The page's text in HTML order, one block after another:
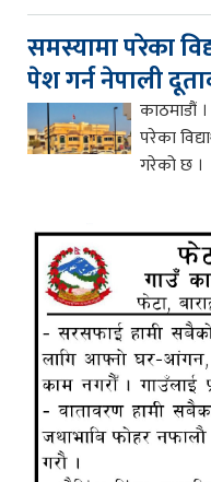
समस्यामा परेका
पेश गर्न नेपाली
काठमाडौं
परेका
गरेको छ ।